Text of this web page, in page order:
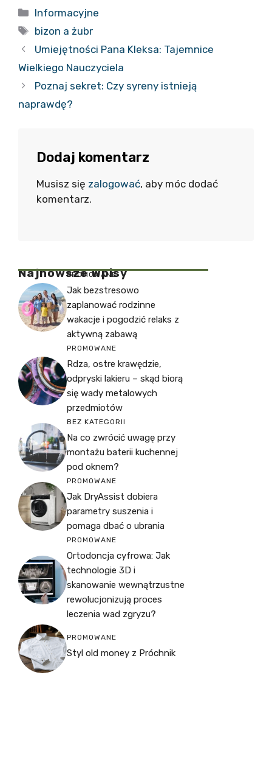
Kategorie
Informacyjne
Tagi
bizon a żubr
Umiejętności Pana Kleksa: Tajemnice
Wielkiego Nauczyciela
Poznaj sekret: Czy syreny istnieją
naprawdę?
Dodaj komentarz
Musisz się zalogować, aby móc dodać
komentarz.
Najnowsze Wpisy
PROMOWANE
Jak bezstresowo
zaplanować rodzinne
wakacje i pogodzić relaks z
aktywną zabawą
PROMOWANE
Rdza, ostre krawędzie,
odpryski lakieru – skąd biorą
się wady metalowych
przedmiotów
BEZ KATEGORII
Na co zwrócić uwagę przy
montażu baterii kuchennej
pod oknem?
PROMOWANE
Jak DryAssist dobiera
parametry suszenia i
pomaga dbać o ubrania
PROMOWANE
Ortodoncja cyfrowa: Jak
technologie 3D i
skanowanie wewnątrzustne
rewolucjonizują proces
leczenia wad zgryzu?
PROMOWANE
Styl old money z Próchnik